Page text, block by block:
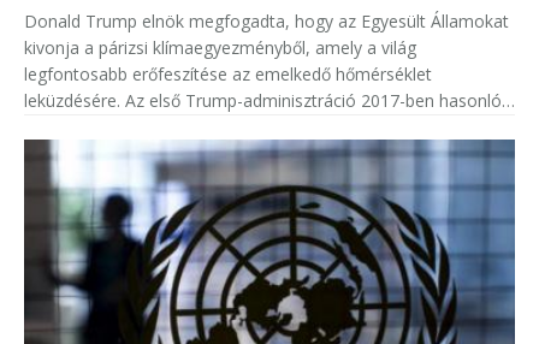
Donald Trump elnök megfogadta, hogy az Egyesült Államokat
kivonja a párizsi klímaegyezményből, amely a világ
legfontosabb erőfeszítése az emelkedő hőmérséklet
leküzdésére. Az első Trump-adminisztráció 2017-ben hasonló
hivatali napján, 202